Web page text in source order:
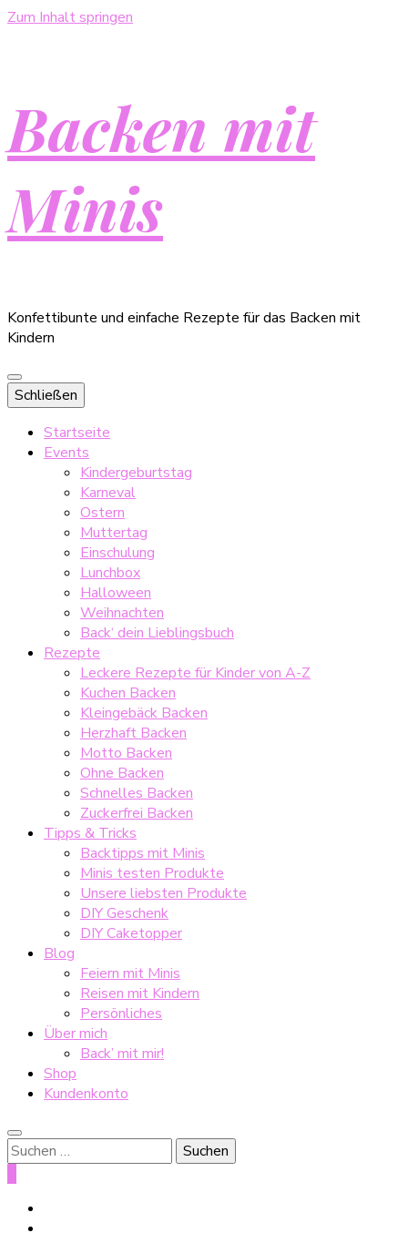
Zum Inhalt springen
Backen mit
Minis
Konfettibunte und einfache Rezepte für das Backen mit
Kindern
Schließen
Startseite
Events
Kindergeburtstag
Karneval
Ostern
Muttertag
Einschulung
Lunchbox
Halloween
Weihnachten
Back‘ dein Lieblingsbuch
Rezepte
Leckere Rezepte für Kinder von A-Z
Kuchen Backen
Kleingebäck Backen
Herzhaft Backen
Motto Backen
Ohne Backen
Schnelles Backen
Zuckerfrei Backen
Tipps & Tricks
Backtipps mit Minis
Minis testen Produkte
Unsere liebsten Produkte
DIY Geschenk
DIY Caketopper
Blog
Feiern mit Minis
Reisen mit Kindern
Persönliches
Über mich
Back’ mit mir!
Shop
Kundenkonto
Suche
nach: